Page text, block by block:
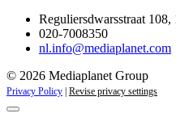
Reguliersdwarsstraat
020-7008350
nl.info@mediaplanet.com
© 2026 Mediaplanet Group
Privacy Policy Revise privacy settings